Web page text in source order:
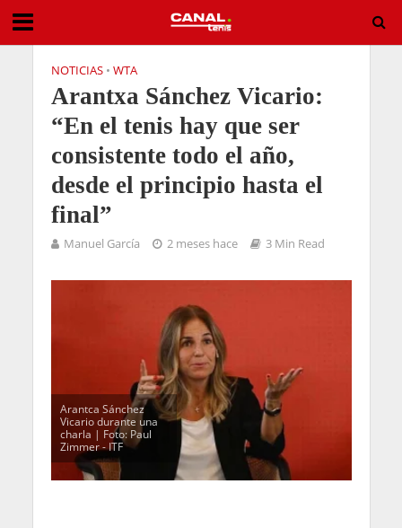
NOTICIAS • WTA
Arantxa Sánchez Vicario:
“En el tenis hay que ser
consistente todo el año,
desde el principio hasta el
final”
Manuel García 2 meses hace 3 Min Read
Arantca Sánchez
Vicario durante una
charla | Foto: Paul
Zimmer - ITF